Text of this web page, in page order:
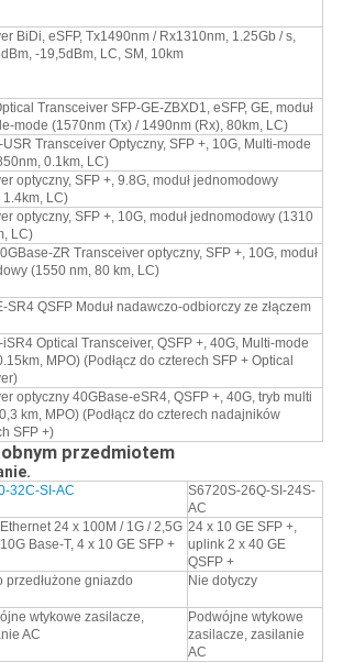
BiDi, eSFP, Tx1490nm / Rx1310nm, 1.25Gb / s,
-19,5dBm, LC, SM, 10km
Transceiver SFP-GE-ZBXD1, eSFP, GE, moduł
mode (1570nm (Tx) / 1490nm (Rx), 80km, LC)
Transceiver Optyczny, SFP +, 10G, Multi-mode
0.1km, LC)
optyczny, SFP +, 9.8G, moduł jednomodowy
LC)
optyczny, SFP +, 10G, moduł jednomodowy (1310
LC)
ZR Transceiver optyczny, SFP +, 10G, moduł
(1550 nm, 80 km, LC)
SR4 QSFP Moduł nadawczo-odbiorczy ze złączem
Optical Transceiver, QSFP +, 40G, Multi-mode
MPO) (Podłącz do czterech SFP + Optical
optyczny 40GBase-eSR4, QSFP +, 40G, tryb multi
km, MPO) (Podłącz do czterech nadajników
SFP +)
przedmiotem
32C-SI-AC
S6720S-26Q-SI-24S-
AC
24 x 100M / 1G / 2,5G
Base-T, 4 x 10 GE SFP +
24 x 10 GE SFP +,
uplink 2 x 40 GE
QSFP +
przedłużone gniazdo Nie dotyczy
wtykowe zasilacze,
AC
Podwójne wtykowe
zasilacze, zasilanie
AC